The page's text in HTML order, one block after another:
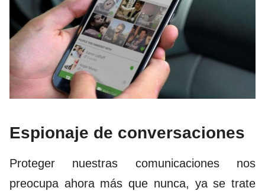
Espionaje de conversaciones
Proteger nuestras comunicaciones nos
preocupa ahora más que nunca, ya se trate